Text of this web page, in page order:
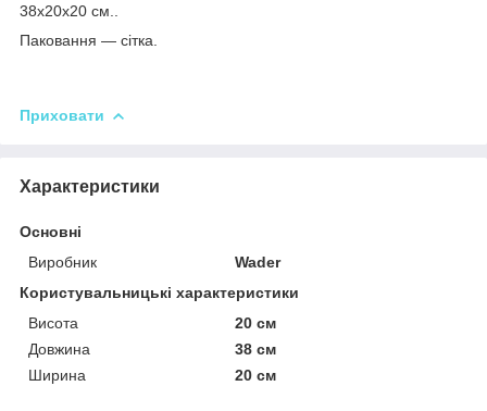
38х20х20 см..
Паковання — сітка.
Приховати
Характеристики
Основні
Виробник
Wader
Користувальницькі характеристики
Висота
20 см
Довжина
38 см
Ширина
20 см